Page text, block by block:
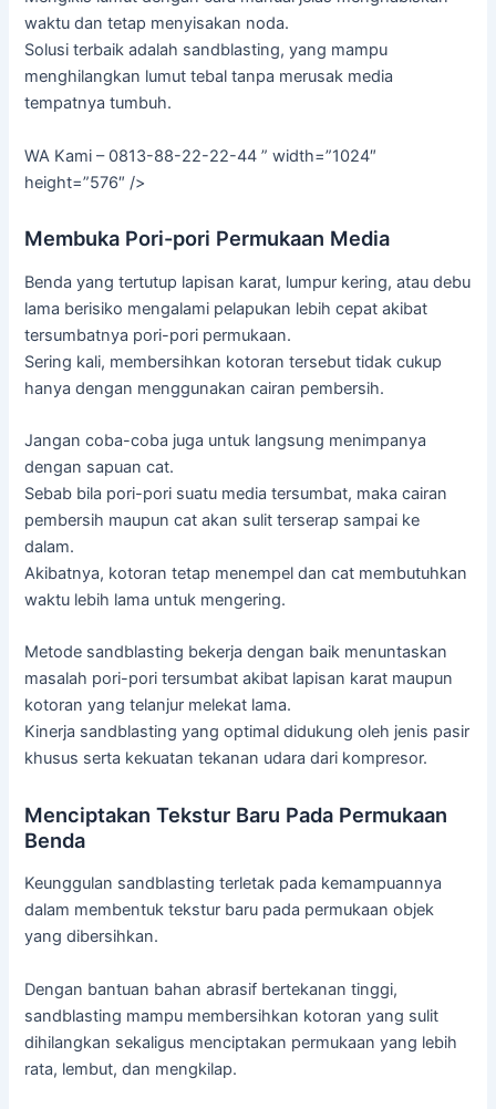
waktu dan tetap menyisakan noda.
Solusi terbaik adalah sandblasting, yang mampu
menghilangkan lumut tebal tanpa merusak media
tempatnya tumbuh.
WA Kami – 0813-88-22-22-44 ” width=”1024″
height=”576″ />
Membuka Pori-pori Permukaan Media
Benda yang tertutup lapisan karat, lumpur kering, atau debu
lama berisiko mengalami pelapukan lebih cepat akibat
tersumbatnya pori-pori permukaan.
Sering kali, membersihkan kotoran tersebut tidak cukup
hanya dengan menggunakan cairan pembersih.
Jangan coba-coba juga untuk langsung menimpanya
dengan sapuan cat.
Sebab bila pori-pori suatu media tersumbat, maka cairan
pembersih maupun cat akan sulit terserap sampai ke
dalam.
Akibatnya, kotoran tetap menempel dan cat membutuhkan
waktu lebih lama untuk mengering.
Metode sandblasting bekerja dengan baik menuntaskan
masalah pori-pori tersumbat akibat lapisan karat maupun
kotoran yang telanjur melekat lama.
Kinerja sandblasting yang optimal didukung oleh jenis pasir
khusus serta kekuatan tekanan udara dari kompresor.
Menciptakan Tekstur Baru Pada Permukaan
Benda
Keunggulan sandblasting terletak pada kemampuannya
dalam membentuk tekstur baru pada permukaan objek
yang dibersihkan.
Dengan bantuan bahan abrasif bertekanan tinggi,
sandblasting mampu membersihkan kotoran yang sulit
dihilangkan sekaligus menciptakan permukaan yang lebih
rata, lembut, dan mengkilap.